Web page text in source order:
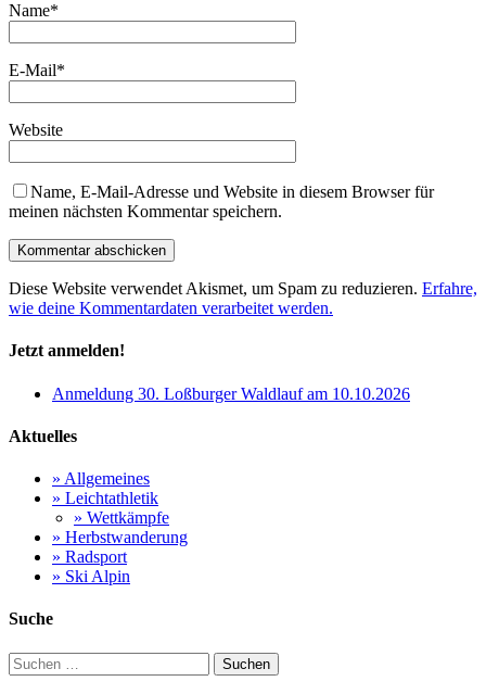
Name*
E-Mail*
Website
Name, E-Mail-Adresse und Website in diesem Browser für
meinen nächsten Kommentar speichern.
Diese Website verwendet Akismet, um Spam zu reduzieren. Erfahre,
wie deine Kommentardaten verarbeitet werden.
Jetzt anmelden!
Anmeldung 30. Loßburger Waldlauf am 10.10.2026
Aktuelles
» Allgemeines
» Leichtathletik
» Wettkämpfe
» Herbstwanderung
» Radsport
» Ski Alpin
Suche
Suchen
nach: